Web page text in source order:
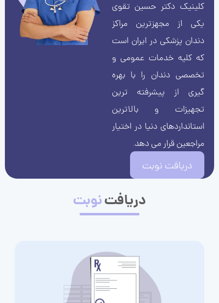
کلینیک دکتر حسین تقوی
یکی از مجهزترین مراکز
دندان پزشکی در ایران است
که کلیه خدمات عمومی و
تخصصی دندان را با بهره
گیری از پیشرفته ترین
تجهیزات و بالاترین
استانداردهای دنیا در اختیار
مراجعین قرار می دهد.
دریافت نوبت
دریافتنوبت